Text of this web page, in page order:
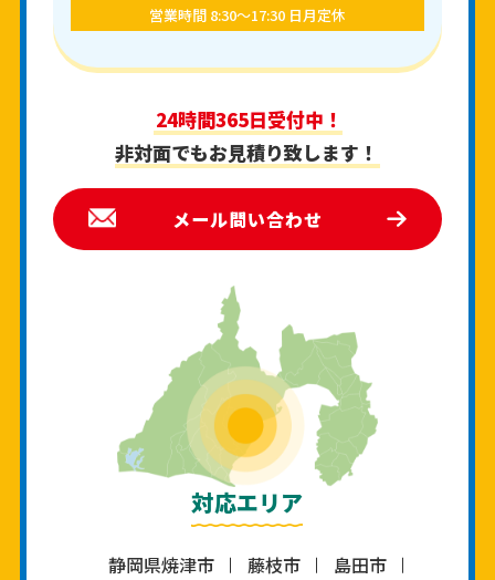
営業時間 8:30〜17:30 日月定休
24時間365日受付中！
非対面でもお見積り致します！
メール問い合わせ
対応エリア
静岡県焼津市 藤枝市
島田市